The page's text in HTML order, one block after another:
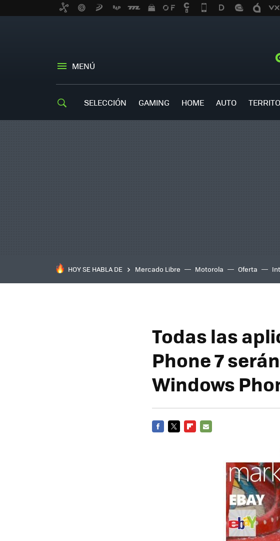
MENÚ
SELECCIÓN GAMING HOME AUTO
HOY SE HABLA DE Mercado Libre Motorola Oferta
Todas las
Phone 7
Windows